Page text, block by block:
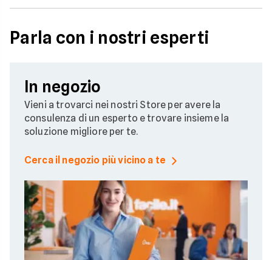
Parla con i nostri esperti
In negozio
Vieni a trovarci nei nostri Store per avere la
consulenza di un esperto e trovare insieme la
soluzione migliore per te.
Cerca il negozio più vicino a te